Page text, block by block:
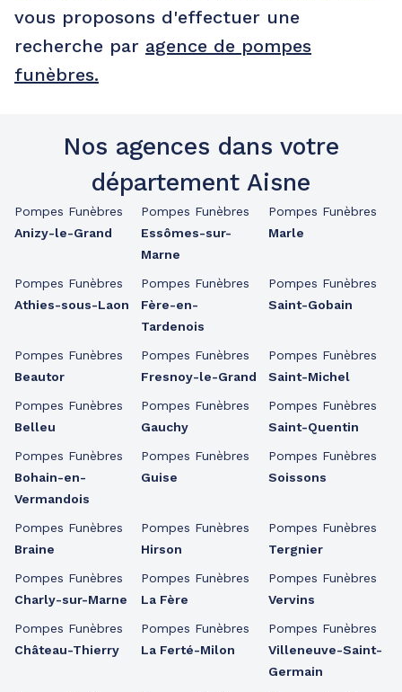
vous proposons d'effectuer une
recherche par agence de pompes
funèbres.
Nos agences dans votre
département Aisne
Pompes Funèbres
Anizy-le-Grand
Pompes Funèbres
Athies-sous-Laon
Pompes Funèbres
Beautor
Pompes Funèbres
Belleu
Pompes Funèbres
Bohain-en-
Vermandois
Pompes Funèbres
Braine
Pompes Funèbres
Charly-sur-Marne
Pompes Funèbres
Château-Thierry
Pompes Funèbres
Essômes-sur-
Marne
Pompes Funèbres
Fère-en-
Tardenois
Pompes Funèbres
Fresnoy-le-Grand
Pompes Funèbres
Gauchy
Pompes Funèbres
Guise
Pompes Funèbres
Hirson
Pompes Funèbres
La Fère
Pompes Funèbres
La Ferté-Milon
Pompes Funèbres
Marle
Pompes Funèbres
Saint-Gobain
Pompes Funèbres
Saint-Michel
Pompes Funèbres
Saint-Quentin
Pompes Funèbres
Soissons
Pompes Funèbres
Tergnier
Pompes Funèbres
Vervins
Pompes Funèbres
Villeneuve-Saint-
Germain